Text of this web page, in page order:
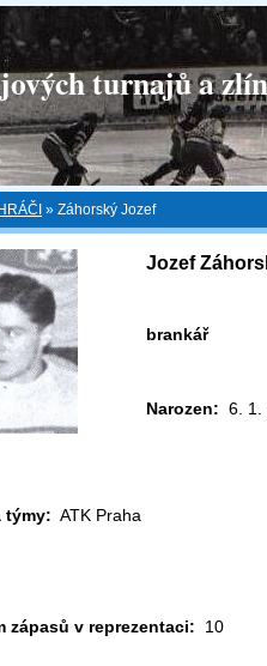
turnajů a
HRÁČI » Záhorský Jozef
Jozef
brankář
Narozen: 6. 1.
týmy: ATK Praha
zápasů v reprezentaci: 10